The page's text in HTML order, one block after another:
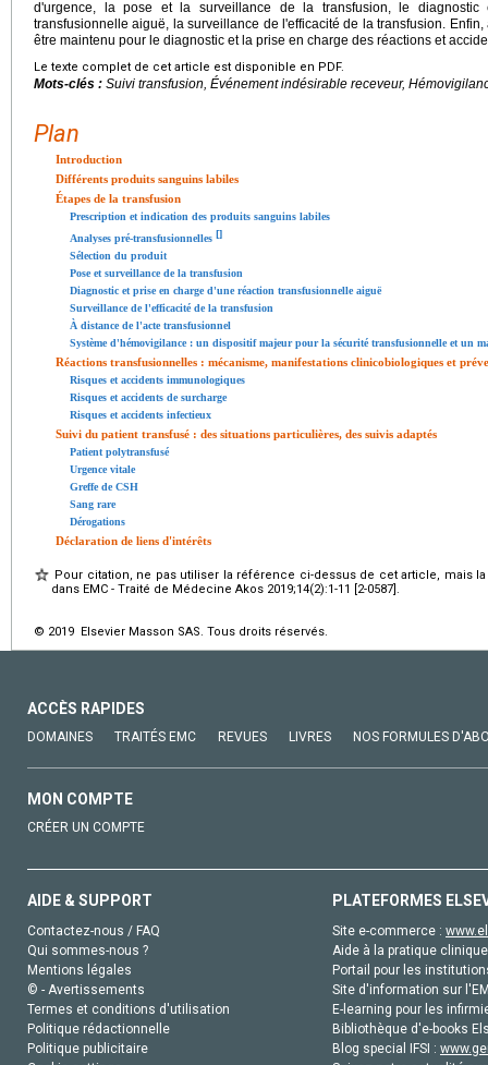
d'urgence, la pose et la surveillance de la transfusion, le
transfusionnelle aiguë, la surveillance de l'efficacité de la transfusion.
être maintenu pour le diagnostic et la prise en charge des réactions et
Le texte complet de cet article est disponible en PDF.
Mots-clés : Suivi transfusion, Événement indésirable receveur,
Plan
Introduction
Différents produits sanguins labiles
Étapes de la transfusion
Prescription et indication des produits sanguins labiles
Analyses pré-transfusionnelles []
Sélection du produit
Pose et surveillance de la transfusion
Diagnostic et prise en charge d'une réaction transfusionnelle aiguë
Surveillance de l'efficacité de la transfusion
À distance de l'acte transfusionnel
Système d'hémovigilance : un dispositif majeur pour la sécurité transfusionnelle et un
Réactions transfusionnelles : mécanisme, manifestations clinicobiologiques et
Risques et accidents immunologiques
Risques et accidents de surcharge
Risques et accidents infectieux
Suivi du patient transfusé : des situations particulières, des suivis adaptés
Patient polytransfusé
Urgence vitale
Greffe de CSH
Sang rare
Dérogations
Déclaration de liens d'intérêts
Pour citation, ne pas utiliser la référence ci-dessus de cet article, mais
dans EMC - Traité de Médecine Akos 2019;14(2):1-11 [2-0587].
© 2019 Elsevier Masson SAS. Tous droits réservés.
ACCÈS RAPIDES
DOMAINES TRAITÉS EMC REVUES LIVRES NOS FORMULES
MON COMPTE
CRÉER UN COMPTE
AIDE & SUPPORT
Contactez-nous / FAQ
Qui sommes-nous ?
Mentions légales
© - Avertissements
Termes et conditions d'utilisation
Politique rédactionnelle
Politique publicitaire
PLATEFORMES
Site e-commerce :
Aide à la pratique
Portail pour les
Site d'information sur
E-learning pour les
Bibliothèque d'e-books
Blog special IFSI :